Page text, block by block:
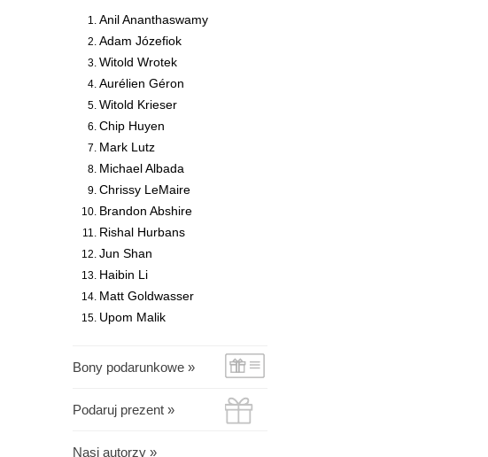
Anil Ananthaswamy
Adam Józefiok
Witold Wrotek
Aurélien Géron
Witold Krieser
Chip Huyen
Mark Lutz
Michael Albada
Chrissy LeMaire
Brandon Abshire
Rishal Hurbans
Jun Shan
Haibin Li
Matt Goldwasser
Upom Malik
Bony podarunkowe »
Podaruj prezent »
Nasi autorzy »